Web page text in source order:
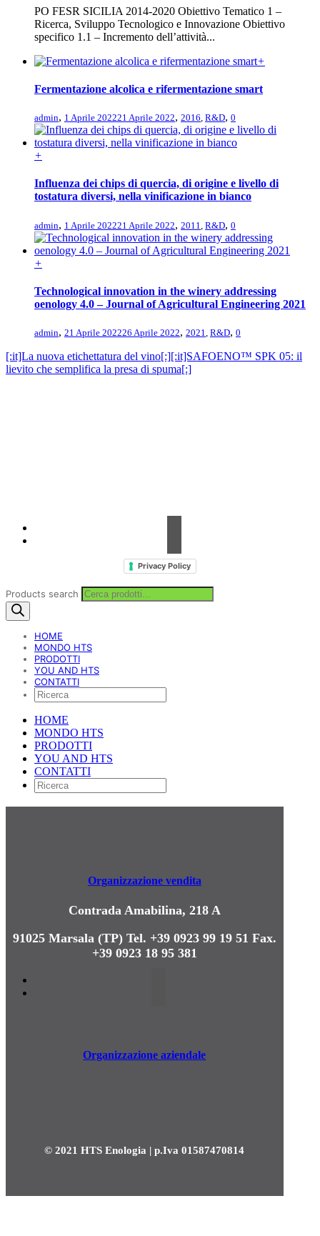
PO FESR SICILIA 2014-2020 Obiettivo Tematico 1 –
Ricerca, Sviluppo Tecnologico e Innovazione Obiettivo
specifico 1.1 – Incremento dell’attività...
+
Fermentazione alcolica e rifermentazione smart
admin, 1 Aprile 202221 Aprile 2022, 2016, R&D, 0
+
Influenza dei chips di quercia, di origine e livello di
tostatura diversi, nella vinificazione in bianco
admin, 1 Aprile 202221 Aprile 2022, 2011 R&D, 0
+
Technological innovation in the winery addressing
oenology 4.0 – Journal of Agricultural Engineering 2021
admin, 21 Aprile 202226 Aprile 2022, 2021, R&D, 0
[:it]La nuova etichettatura del vino[:][:it]SAFOENO™ SPK 05: il
lievito che semplifica la presa di spuma[:]
Privacy Policy
Products search
HOME
MONDO HTS
PRODOTTI
YOU AND HTS
CONTATTI
HOME
MONDO HTS
PRODOTTI
YOU AND HTS
CONTATTI
Organizzazione vendita
Contrada Amabilina, 218 A
91025 Marsala (TP)Tel. +39 0923 99 19 51 Fax.
+39 0923 18 95 381
Organizzazione aziendale
© 2021 HTS Enologia | p.Iva 01587470814